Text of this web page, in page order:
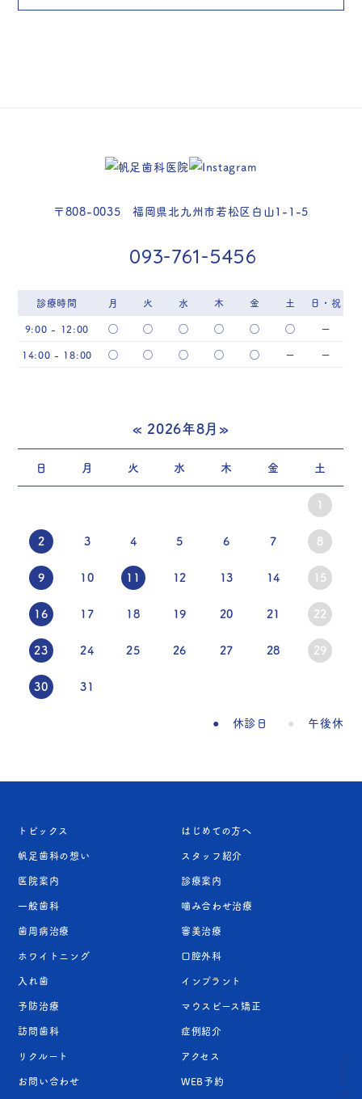
PAGE TOP
〒808-0035 福岡県北九州市若松区白山1-1-5
093-761-5456
診療時間 月 火 水 木 金 土
日・祝
9:00 - 12:00
◯ ◯ ◯ ◯ ◯ ◯
ー
14:00 - 18:00
◯ ◯ ◯ ◯ ◯ ー ー
« 2026年8月 »
日 月 火 水 木 金 土
1
2 3 4 5 6 7 8
9 10 11 12 13 14 15
16 17 18 19 20 21 22
23 24 25 26 27 28 29
30 31
休診日 午後休
トピックス
はじめての方へ
帆足歯科の想い
スタッフ紹介
医院案内
診療案内
一般歯科
噛み合わせ治療
歯周病治療
審美治療
ホワイトニング
口腔外科
入れ歯
インプラント
予防治療
マウスピース矯正
訪問歯科
症例紹介
リクルート
アクセス
お問い合わせ
WEB予約